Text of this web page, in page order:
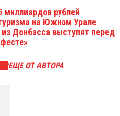
миллиардов рублей
на Южном Урале
из Донбасса выступят перед
ЕЩЕ ОТ АВТОРА